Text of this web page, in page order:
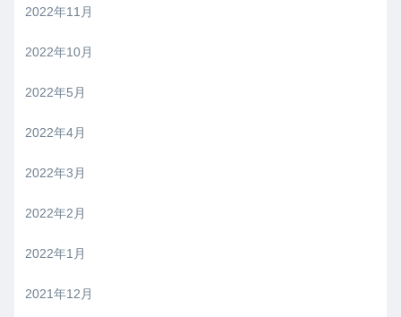
2022年11月
2022年10月
2022年5月
2022年4月
2022年3月
2022年2月
2022年1月
2021年12月